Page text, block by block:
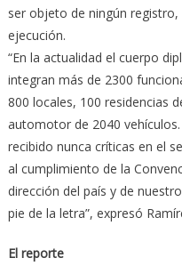
ser objeto de ningún
ejecución.
“En la actualidad el cuerpo
integran más de 2300
800 locales, 100 residencias
automotor de 2040
recibido nunca críticas en el
al cumplimiento de la
dirección del país y de
pie de la letra”, expresó
El reporte